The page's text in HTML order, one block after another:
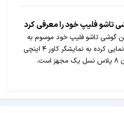
تاشو فلیپ خود را معرفی کرد
گوشی تاشو فلیپ خود موسوم به
مجیک V‌ فلیپ رونمایی کرده به نمایشگر کاور ۴ اینچی